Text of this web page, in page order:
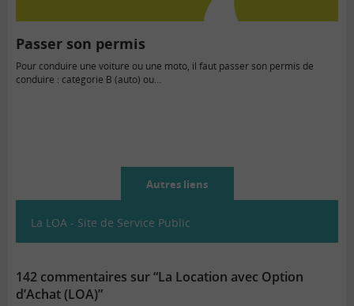
Passer son permis
Pour conduire une voiture ou une moto, il faut passer son permis de
conduire : catégorie B (auto) ou…
Autres liens
La LOA - Site de Service Public
142 commentaires sur “La Location avec Option
d’Achat (LOA)”